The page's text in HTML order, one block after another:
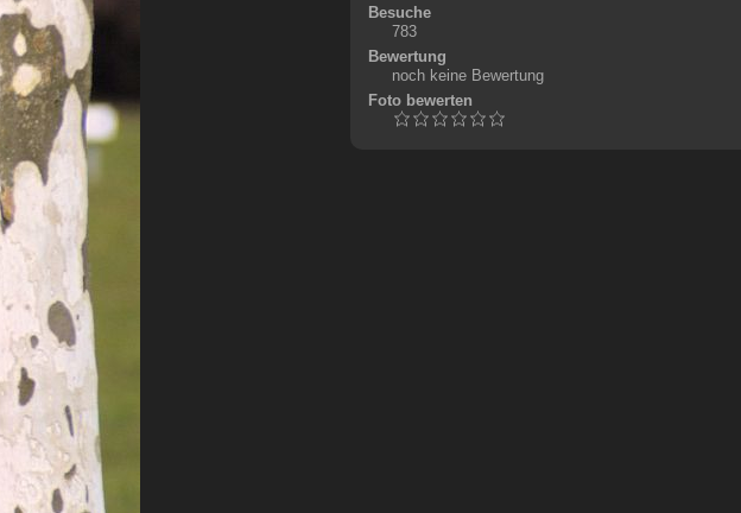
Besuche
783
Bewertung
noch keine Bewertung
Foto bewerten